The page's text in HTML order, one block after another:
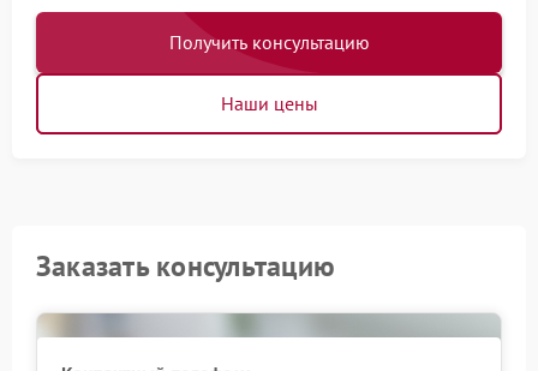
Получить консультацию
Наши цены
Заказать консультацию